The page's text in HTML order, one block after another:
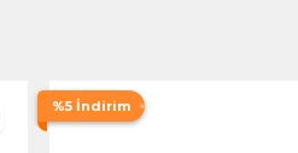
%5 İndirim